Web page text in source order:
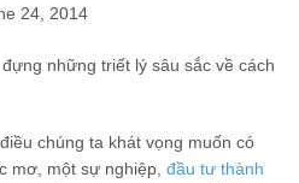
24, 2014
những triết lý sâu sắc về cách
chúng ta khát vọng muốn có
mơ, một sự nghiệp, đầu tư thành